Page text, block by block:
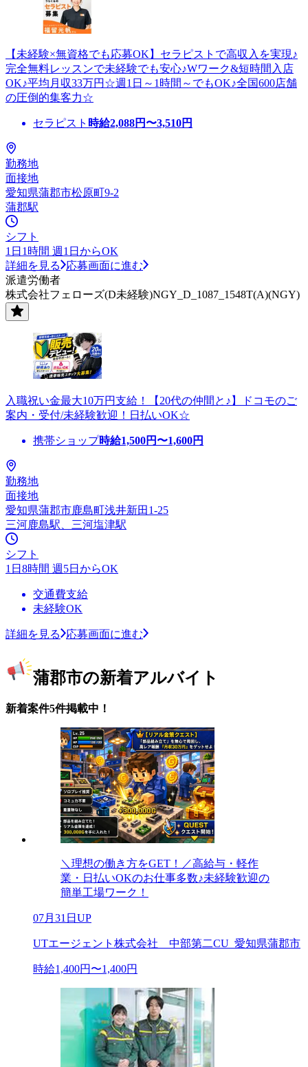
【未経験×無資格でも応募OK】セラピストで高収入を実現♪
完全無料レッスンで未経験でも安心♪Wワーク&短時間入店
OK♪平均月収33万円☆週1日～1時間～でもOK♪全国600店舗
の圧倒的集客力☆
セラピスト 時給2,088円〜3,510円
勤務地
面接地
愛知県蒲郡市松原町9-2
蒲郡駅
シフト
1日1時間 週1日からOK
詳細を見る
応募画面に進む
派遣労働者
株式会社フェローズ(D未経験)NGY_D_1087_1548T(A)(NGY)
入職祝い金最大10万円支給！【20代の仲間と♪】ドコモのご
案内・受付/未経験歓迎！日払いOK☆
携帯ショップ時給1,500円〜1,600円
勤務地
面接地
愛知県蒲郡市鹿島町浅井新田1-25
三河鹿島駅、三河塩津駅
シフト
1日8時間 週5日からOK
交通費支給
未経験OK
詳細を見る 応募画面に進む
蒲郡市の新着アルバイト
新着案件5件掲載中！
＼理想の働き方をGET！／高給与・軽作
業・日払いOKのお仕事多数♪未経験歓迎の
簡単工場ワーク！
07月31日UP
UTエージェント株式会社 中部第二CU_愛知県蒲郡市
時給1,400円〜1,400円